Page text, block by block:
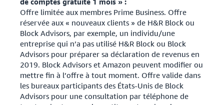
Offre limitée aux membres Prime Business. Offre
réservée aux « nouveaux clients » de H&R Block ou
Block Advisors, par exemple, un individu/une
entreprise qui n’a pas utilisé H&R Block ou Block
Advisors pour préparer sa déclaration de revenus en
2019. Block Advisors et Amazon peuvent modifier ou
mettre fin à l’offre à tout moment. Offre valide dans
les bureaux participants des États-Unis de Block
Advisors pour une consultation par téléphone de